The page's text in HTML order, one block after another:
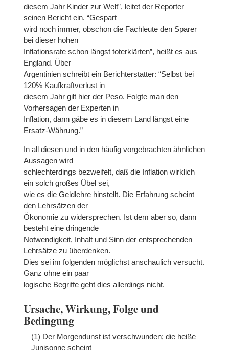
diesem Jahr Kinder zur Welt”, leitet der Reporter
seinen Bericht ein. “Gespart
wird noch immer, obschon die Fachleute den Sparer
bei dieser hohen
Inflationsrate schon längst toterklärten”, heißt es aus
England. Über
Argentinien schreibt ein Berichterstatter: “Selbst bei
120% Kaufkraftverlust in
diesem Jahr gilt hier der Peso. Folgte man den
Vorhersagen der Experten in
Inflation, dann gäbe es in diesem Land längst eine
Ersatz-Währung.”
In all diesen und in den häufig vorgebrachten ähnlichen
Aussagen wird
schlechterdings bezweifelt, daß die Inflation wirklich
ein solch großes Übel sei,
wie es die Geldlehre hinstellt. Die Erfahrung scheint
den Lehrsätzen der
Ökonomie zu widersprechen. Ist dem aber so, dann
besteht eine dringende
Notwendigkeit, Inhalt und Sinn der entsprechenden
Lehrsätze zu überdenken.
Dies sei im folgenden möglichst anschaulich versucht.
Ganz ohne ein paar
logische Begriffe geht dies allerdings nicht.
Ursache, Wirkung, Folge und
Bedingung
(1) Der Morgendunst ist verschwunden; die heiße
Junisonne scheint